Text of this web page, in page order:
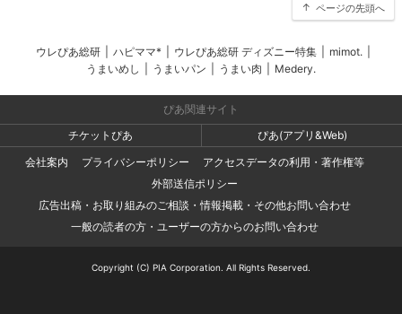
ページの先頭へ
ウレぴあ総研 ハピママ* ウレぴあ総研 ディズニー特集 mimot.
うまいめし
うまいパン うまい肉 Medery.
ぴあ関連サイト
チケットぴあ
ぴあ(アプリ&Web)
会社案内
プライバシーポリシー
アクセスデータの利用・著作権等
外部送信ポリシー
広告出稿・お取り組みのご相談・情報掲載・その他お問い合わせ
一般の読者の方・ユーザーの方からのお問い合わせ
Copyright (C) PIA Corporation. All Rights Reserved.